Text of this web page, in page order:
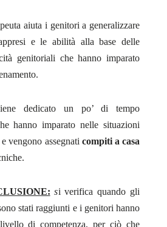
aiuta i genitori a generalizzare
e le abilità alla base delle
genitoriali che hanno imparato
dedicato un po’ di tempo
hanno imparato nelle situazioni
vengono assegnati compiti a casa
si verifica quando gli
stati raggiunti e i genitori hanno
di competenza, per ciò che